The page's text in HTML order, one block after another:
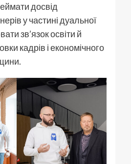
досвід
у частині дуальної
зв’язок освіти й
кадрів і економічного